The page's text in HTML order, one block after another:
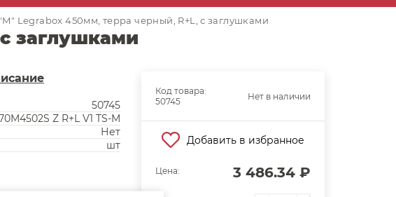
Legrabox 450мм, терра черный, R+L, с заглушками
заглушками
50745
Z R+L V1 TS-M
Нет
шт
Код товара:
50745
Нет в наличии
Добавить в избранное
Цена: 3 486.34 ₽